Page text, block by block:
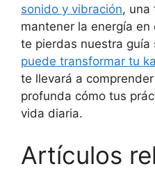
sonido y vibración, una
mantener la energía
te pierdas nuestra guía
puede transformar tu
te llevará a
profunda cómo tus
vida diaria.
Artículos